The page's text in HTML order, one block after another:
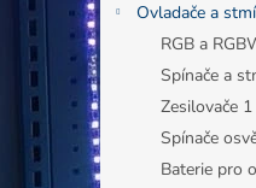
e
l
Ovladače a
RGB a
Spínače a
Zesilovače
Spínače
Baterie pro